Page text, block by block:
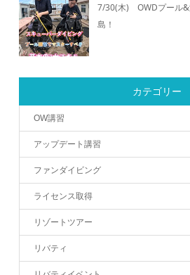
7/30(木) OWDプール&
島！
カテゴリー
OW講習
アップデート講習
ファンダイビング
ライセンス取得
リゾートツアー
リバティ